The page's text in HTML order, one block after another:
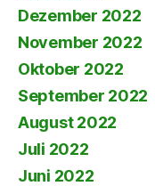
Dezember 2022
November 2022
Oktober 2022
September 2022
August 2022
Juli 2022
Juni 2022